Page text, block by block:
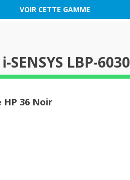
VOIR CETTE GAMME
LBP-6030
Pack de 3 toners compatible HP 36 Noir